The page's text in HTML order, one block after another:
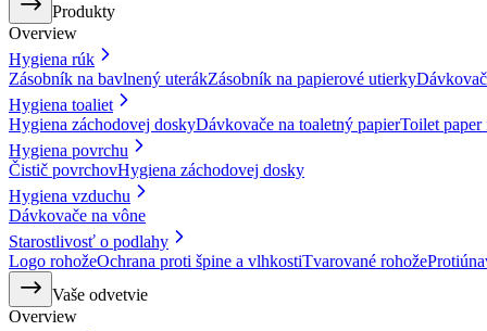
Produkty
Overview
Hygiena rúk
Zásobník na bavlnený uterákZásobník na papierové utierky
Hygiena toaliet
Hygiena záchodovej doskyDávkovače na toaletný papierToilet paper
Hygiena povrchu
Čistič povrchovHygiena záchodovej dosky
Hygiena vzduchu
Dávkovače na vône
Starostlivosť o podlahy
Logo rohožeOchrana proti špine a vlhkostiTvarované rohože
Vaše odvetvie
Overview